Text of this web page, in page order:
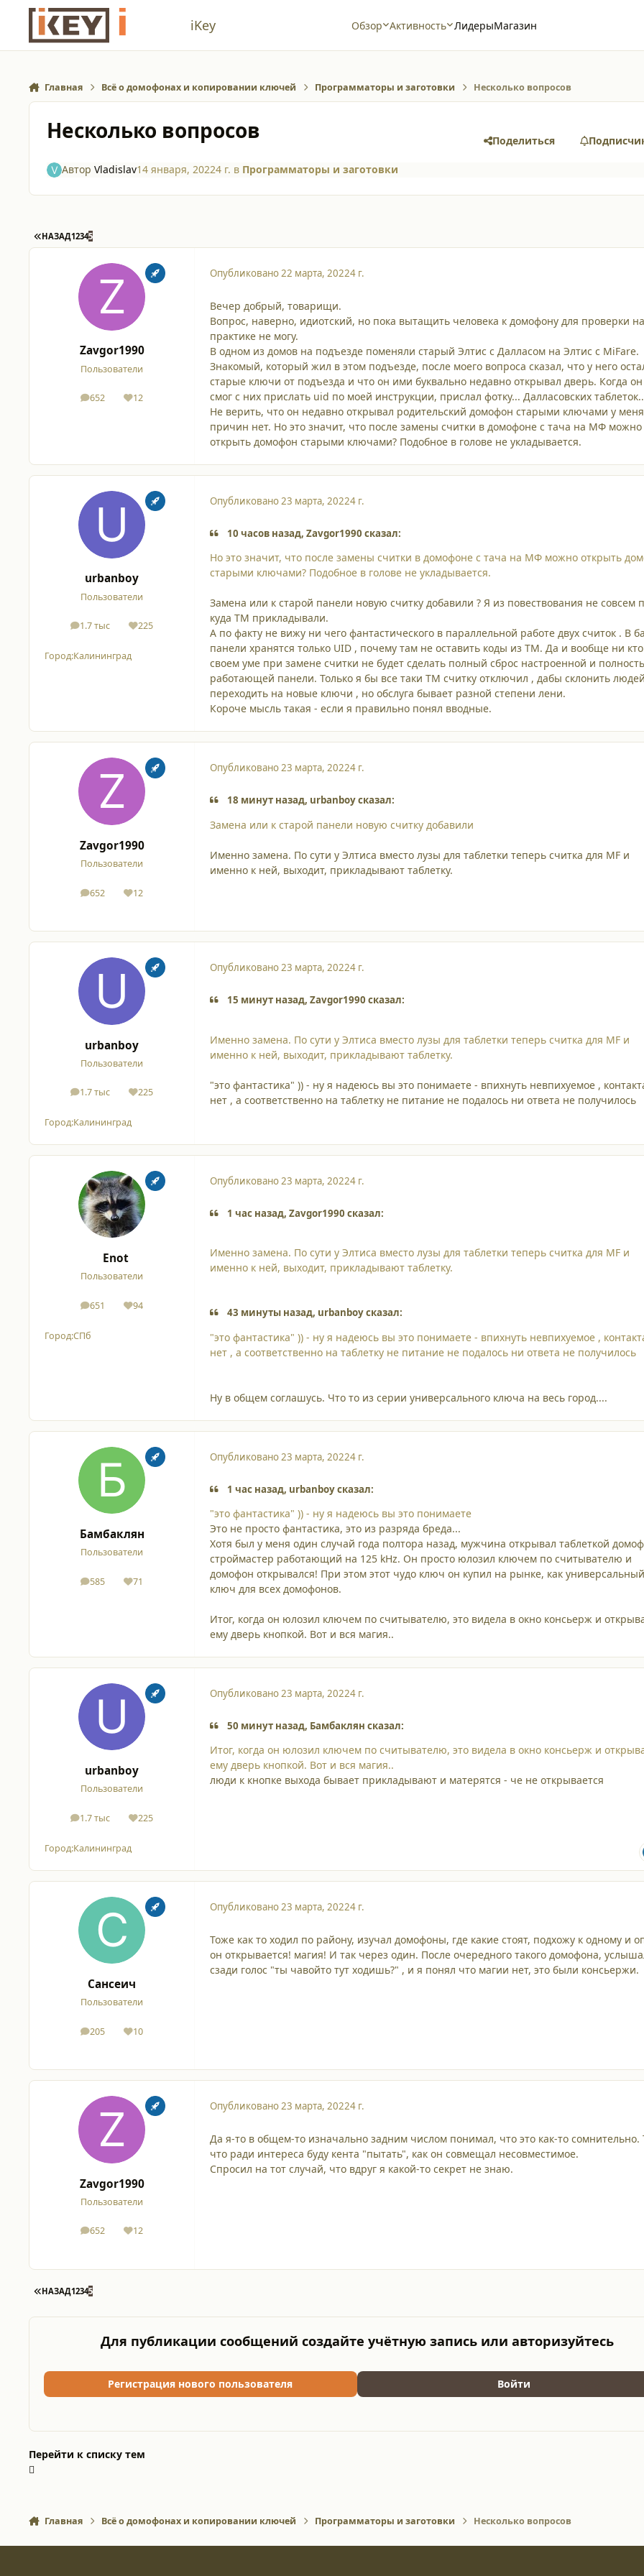
Перейти к содержанию
iKey Обзор Активность ЛидерыМагазин
Главная Всё о домофонах и копировании ключей Программаторы и заготовки Несколько вопросов
Несколько вопросов Поделиться
Автор Vladislav14 января, 20224 г. в Программаторы и заготовки
ПЕРВАЯ СТРАНИЦА
НАЗАД12345
Zavgor1990
Пользователи
652
сообщения
12
Репутация
Опубликовано22 марта, 20224 г.
Вечер добрый, товарищи.
Вопрос, наверно, идиотский, но пока вытащить человека к домофону для проверки на
практике не могу.
В одном из домов на подъезде поменяли старый Элтис с Далласом на Элтис с MiFare.
Знакомый, который жил в этом подъезде, после моего вопроса сказал, что у него
старые ключи от подъезда и что он ими буквально недавно открывал дверь. Когда
смог с них прислать uid по моей инструкции, прислал фотку... Далласовских
Не верить, что он недавно открывал родительский домофон старыми ключами у меня
причин нет. Но это значит, что после замены считки в домофоне с тача на МФ можно
открыть домофон старыми ключами? Подобное в голове не укладывается.
urbanboy
Пользователи
1.7 тыс
сообщения225
Репутация
Город:Калининград
Опубликовано23 марта, 20224 г.
10 часов назад, Zavgor1990 сказал:
Но это значит, что после замены считки в домофоне с тача на МФ можно открыть
старыми ключами? Подобное в голове не укладывается.
Замена или к старой панели новую считку добавили ? Я из повествования не совсем
куда TM прикладывали.
А по факту не вижу ни чего фантастического в параллельной работе двух считок . В
панели хранятся только UID , почему там не оставить коды из TM. Да и вообще ни
своем уме при замене считки не будет сделать полный сброс настроенной и
работающей панели. Только я бы все таки ТМ считку отключил , дабы склонить людей
переходить на новые ключи , но обслуга бывает разной степени лени.
Короче мысль такая - если я правильно понял вводные.
Zavgor1990
Пользователи
652
сообщения
12
Репутация
Опубликовано23 марта, 20224 г.
18 минут назад, urbanboy сказал:
Замена или к старой панели новую считку добавили
Именно замена. По сути у Элтиса вместо лузы для таблетки теперь считка для MF и
именно к ней, выходит, прикладывают таблетку.
urbanboy
Пользователи
1.7 тыс
сообщения225
Репутация
Город:Калининград
Опубликовано23 марта, 20224 г.
15 минут назад, Zavgor1990 сказал:
Именно замена. По сути у Элтиса вместо лузы для таблетки теперь считка для MF и
именно к ней, выходит, прикладывают таблетку.
"это фантастика" )) - ну я надеюсь вы это понимаете - впихнуть невпихуемое ,
нет , а соответственно на таблетку не питание не подалось ни ответа не получилось
Enot
Пользователи
651
сообщения
94
Репутация
Город:СПб
Опубликовано23 марта, 20224 г.
1 час назад, Zavgor1990 сказал:
Именно замена. По сути у Элтиса вместо лузы для таблетки теперь считка для MF и
именно к ней, выходит, прикладывают таблетку.
43 минуты назад, urbanboy сказал:
"это фантастика" )) - ну я надеюсь вы это понимаете - впихнуть невпихуемое ,
нет , а соответственно на таблетку не питание не подалось ни ответа не получилось
Ну в общем соглашусь. Что то из серии универсального ключа на весь город....
Бамбаклян
Пользователи
585
сообщения
71
Репутация
Опубликовано 23 марта, 20224 г.
1 час назад, urbanboy сказал:
"это фантастика" )) - ну я надеюсь вы это понимаете
Это не просто фантастика, это из разряда бреда...
Хотя был у меня один случай года полтора назад, мужчина открывал таблеткой
строймастер работающий на 125 kHz. Он просто юлозил ключем по считывателю и
домофон открывался! При этом этот чудо ключ он купил на рынке, как универсальный
ключ для всех домофонов.
Итог, когда он юлозил ключем по считывателю, это видела в окно консьерж и
ему дверь кнопкой. Вот и вся магия..
urbanboy
Пользователи
1.7 тыс
сообщения225
Репутация
Город:Калининград
Опубликовано23 марта, 20224 г.
50 минут назад, Бамбаклян сказал:
Итог, когда он юлозил ключем по считывателю, это видела в окно консьерж и
ему дверь кнопкой. Вот и вся магия..
люди к кнопке выхода бывает прикладывают и матерятся - че не открывается
Сансеич
Пользователи
205
сообщения
10
Репутация
Опубликовано 23 марта, 20224 г.
Тоже как то ходил по району, изучал домофоны, где какие стоят, подхожу к одному и
он открывается! магия! И так через один. После очередного такого домофона,
сзади голос "ты чавойто тут ходишь?" , и я понял что магии нет, это были консьержи.
Zavgor1990
Пользователи
652
сообщения
12
Репутация
Опубликовано23 марта, 20224 г.
Да я-то в общем-то изначально задним числом понимал, что это как-то сомнительно.
что ради интереса буду кента "пытать", как он совмещал несовместимое.
Спросил на тот случай, что вдруг я какой-то секрет не знаю.
ПЕРВАЯ СТРАНИЦА
НАЗАД12345
Для публикации сообщений создайте учётную запись или авторизуйтесь
Регистрация нового пользователя Войти
Перейти к списку тем
Главная Всё о домофонах и копировании ключей Программаторы и заготовки Несколько вопросов